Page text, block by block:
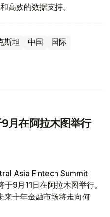
高效的数据支持。
斯坦 中国 国际
月在阿拉木图举行
Asia Fintech Summit
9月11日在阿拉木图举行。
来十年金融市场将走向何